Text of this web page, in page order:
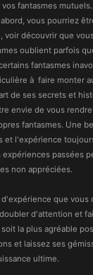
fantasmes
vous pourriez
voir découvrir que
oublient parfois
fantasmes
à faire monter
de ses secrets et
envie de vous
fantasmes. Une
et l'expérience
passées
non appréciées.
que vous
d'attention et
la plus agréable
et laissez ses
ultime.